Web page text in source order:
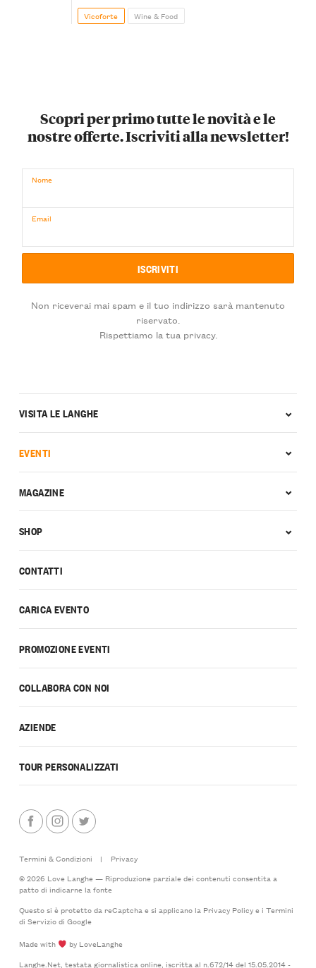
Vicoforte Wine & Food
Scopri per primo tutte le novità e le
nostre offerte. Iscriviti alla newsletter!
Nome
Email
Non riceverai mai spam e il tuo indirizzo sarà mantenuto
riservato.
Rispettiamo la tua privacy.
CONTATTI
CARICA EVENTO
PROMOZIONE EVENTI
COLLABORA CON NOI
AZIENDE
TOUR PERSONALIZZATI
VISITA LE LANGHE
EVENTI
MAGAZINE
SHOP
Termini & Condizioni |
Privacy
© 2026 Love Langhe — Riproduzione parziale dei contenuti consentita a
patto di indicarne la fonte
Questo si è protetto da reCaptcha e si applicano la Privacy Policye i Termini
di Serviziodi Google
Made with
by LoveLanghe
Langhe.Net, testata giornalistica online, iscritta al n.672/14 del 15.05.2014 -